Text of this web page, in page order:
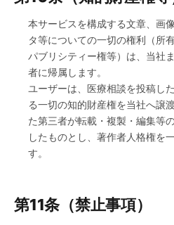
本サービスを構成する文章、画
タ等についての一切の権利（所
パブリシティー権等）は、当社
者に帰属します。
ユーザーは、医療相談を投稿し
る一切の知的財産権を当社へ譲
た第三者が転載・複製・編集等
したものとし、著作者人格権を
す。
第11条（禁止事項）